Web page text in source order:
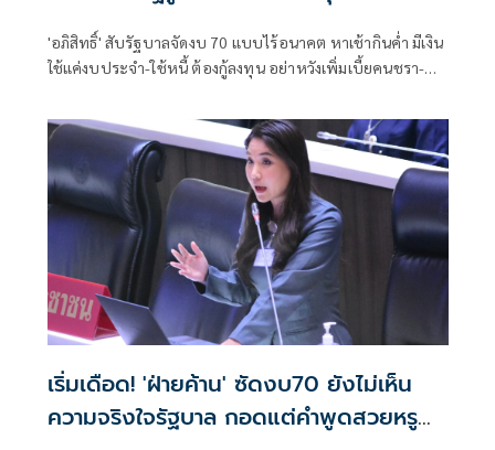
'อภิสิทธิ์' สับรัฐบาลจัดงบ 70 แบบไร้อนาคต หาเช้ากินค่ำ มีเงิน
ใช้แค่งบประจำ-ใช้หนี้ ต้องกู้ลงทุน อย่าหวังเพิ่มเบี้ยคนชรา-
เริ่มเดือด! 'ฝ่ายค้าน' ซัดงบ70 ยังไม่เห็น
ความจริงใจรัฐบาล กอดแต่คำพูดสวยหรู